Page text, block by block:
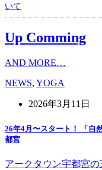
いて
Up Comming
AND MORE…
NEWS, YOGA
2026年3月11日
26年4月〜スタート！ 「自
都宮
アークタウン宇都宮